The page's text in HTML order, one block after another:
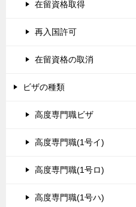
在留資格取得
再入国許可
在留資格の取消
ビザの種類
高度専門職ビザ
高度専門職(1号イ)
高度専門職(1号ロ)
高度専門職(1号ハ)